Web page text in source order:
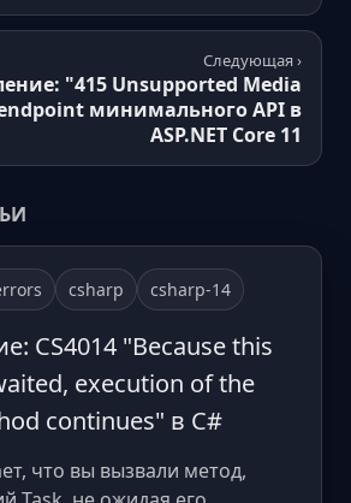
Следующая ›
"415 Unsupported Media
минимального API в
ASP.NET Core 11
csharp csharp-14
CS4014 "Because this
execution of the
continues" в C#
что вы вызвали метод,